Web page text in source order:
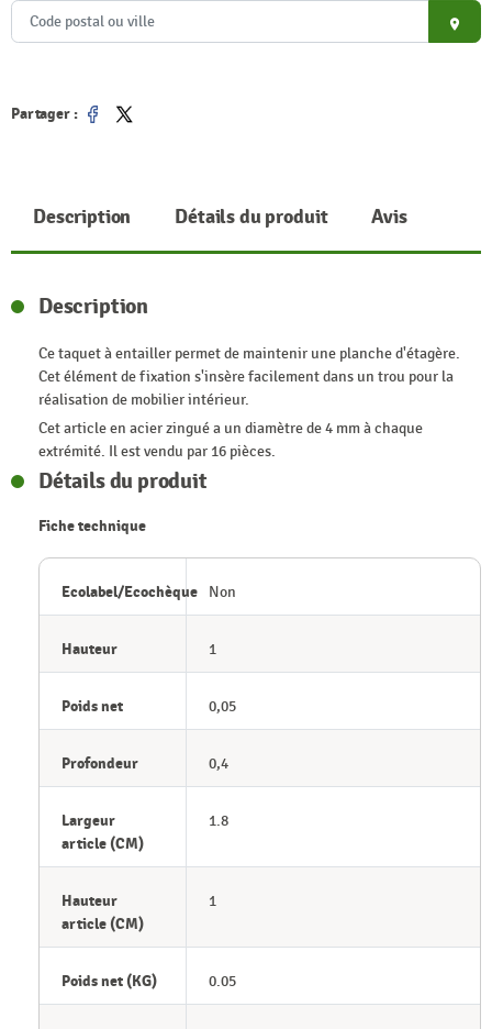
place
Partager :
Partager
Tweet
Description Détails du produit Avis
Description
Ce taquet à entailler permet de maintenir une planche d'étagère.
Cet élément de fixation s'insère facilement dans un trou pour la
réalisation de mobilier intérieur.
Cet article en acier zingué a un diamètre de 4 mm à chaque
extrémité. Il est vendu par 16 pièces.
Détails du produit
Fiche technique
Ecolabel/Ecochèque Non
Hauteur 1
Poids net 0,05
Profondeur 0,4
Largeur
article (CM)
1.8
Hauteur
article (CM)
1
Poids net (KG) 0.05